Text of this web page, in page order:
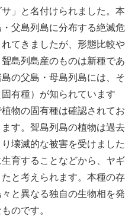
」と名付けられました。本
父島列島に分布する絶滅危
てきましたが、形態比較や
島列島産のものは新種であ
の父島・母島列島には、そ
有種）が知られています
物の固有種は確認されてお
す。聟島列島の植物は過去
壊滅的な被害を受けました
育することなどから、ヤギ
と考えられます。本種の存
と異なる独自の生物相を発
ものです。